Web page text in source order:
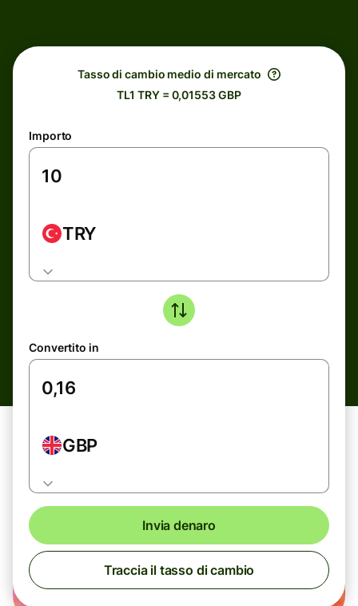
Tasso di cambio medio di mercato
TL1 TRY = 0,01553 GBP
Importo
TRY
Convertito in
GBP
Invia denaro
Traccia il tasso di cambio